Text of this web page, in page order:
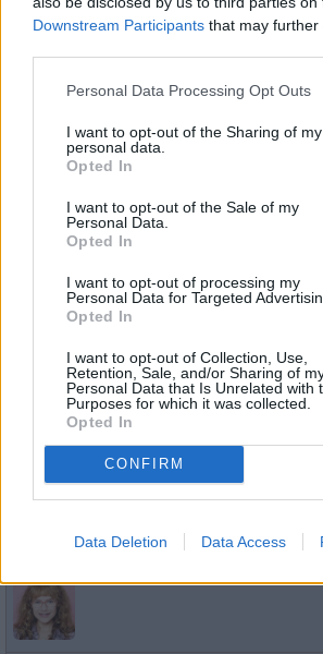
Downstream Participants that may
Personal Data Processing Opt Outs
I want to opt-out of the Sharing of my
personal data.
Opted In
I want to opt-out of the Sale of my
Personal Data.
Opted In
I want to opt-out of processing my
Personal Data for Targeted
Opted In
I want to opt-out of Collection, Use,
Retention, Sale, and/or Sharing of
Personal Data that Is Unrelated with
Purposes for which it was collected.
Opted In
CONFIRM
Data Deletion Data Access
Uhrzeit
Sparte
Hannah ist berührt, dass Bruno
in Berlin
Serie/ Telenovela
Di 11.8.
Fakten, Fakten
Professor Bernhard Dreiden steht
Lebensgefährte seiner -
Serie/ Krimireihe
Verliebt in Berlin
Bruno ist entsetzt, dass Kim eine
Nach Lisas Hochzeit taucht
Serie/ Telenovela